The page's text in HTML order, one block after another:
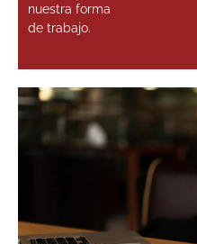
nuestra forma
de trabajo.